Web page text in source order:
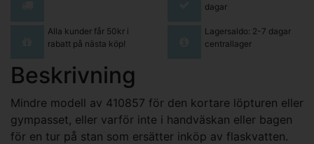
dagar
Alla kunder får 50kr i
rabatt på nästa köp!
Lagersaldo: 2-7 dagar
centrallager
Beskrivning
Mindre modell av 410857 för den kortare löpturen eller
gympasset, eller varför inte i handväskan eller bagen
för en tur på stan som ersätter inköp av flaskvatten.